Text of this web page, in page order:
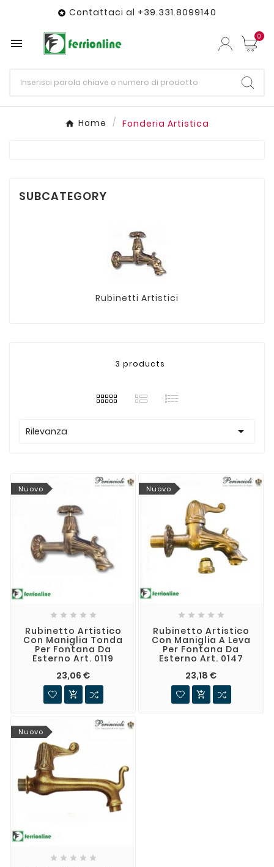
 Contattaci al +39.331.8099140
 0
Home Fonderia Artistica
SUBCATEGORY
Rubinetti Artistici
3 products
Rilevanza 
Nuovo
    
Rubinetto Artistico
Con Maniglia Tonda
Per Fontana Da
Esterno Art. 0119
23,06 €

Nuovo
    
Rubinetto Artistico
Con Maniglia A Leva
Per Fontana Da
Esterno Art. 0147
23,18 €

Nuovo
    